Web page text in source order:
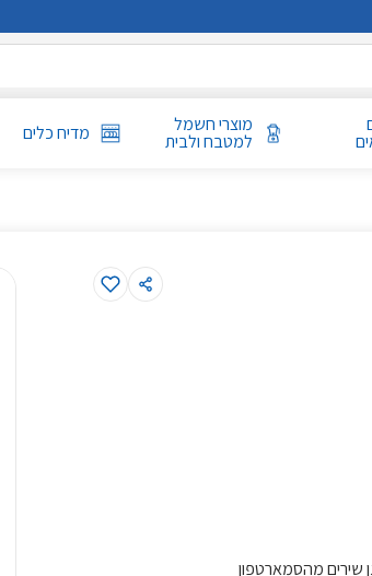
מוצרי חשמל
למטבח ולבית מדיח כלים
שירים מהסמארטפון